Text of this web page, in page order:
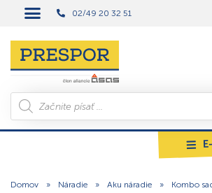
02/49 20 32 51
Domov » Náradie » Aku náradie » Kombo